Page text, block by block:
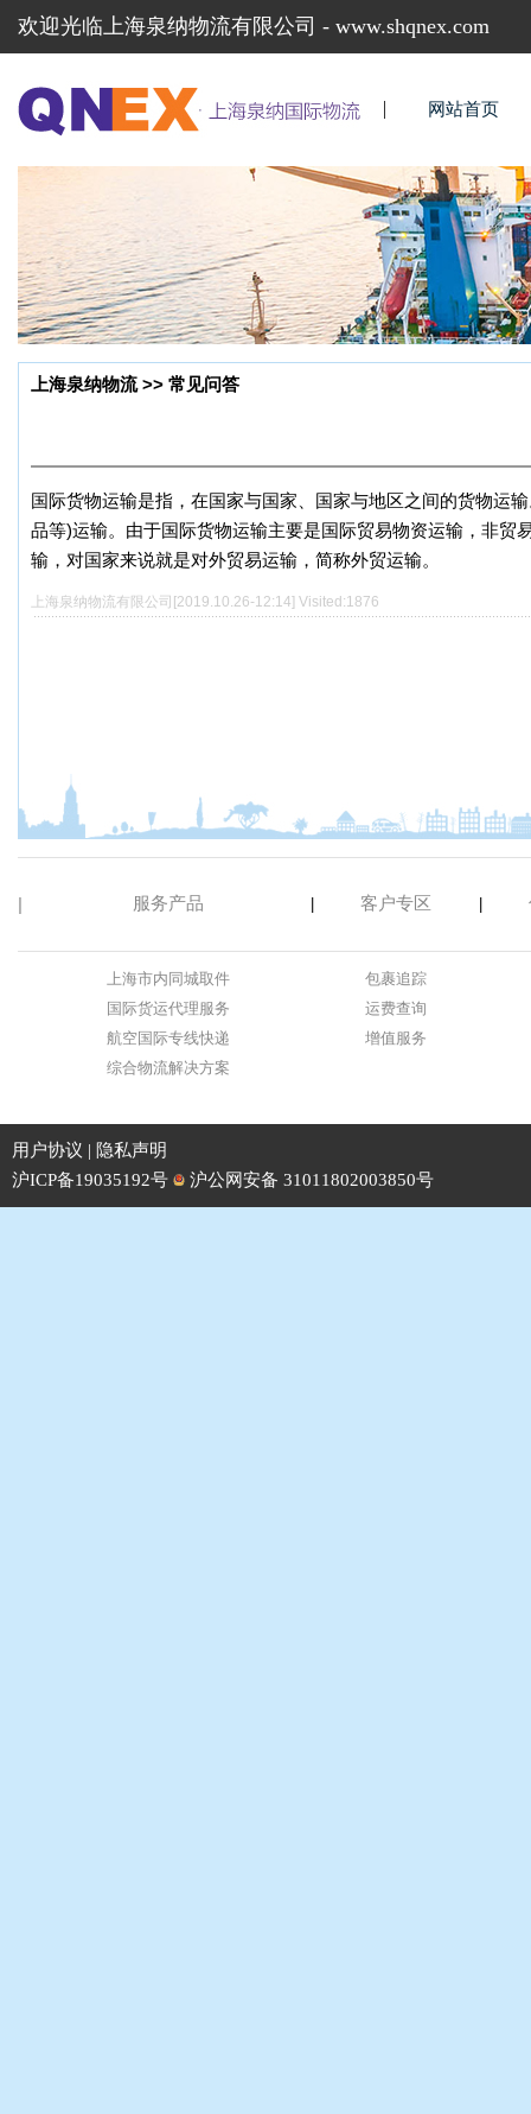
欢迎光临上海泉纳物流有限公司 - www.shqnex.com
网站首页
上海泉纳物流 >> 常见问答
国际货物运输是指，在国家与国家、国家与地区之间的货物运
品等)运输。由于国际货物运输主要是国际贸易物资运输，非
输，对国家来说就是对外贸易运输，简称外贸运输。
上海泉纳物流有限公司[2019.10.26-12:14] Visited:1876
| 服务产品 客户专区
上海市内同城取件
国际货运代理服务
航空国际专线快递
综合物流解决方案
包裹追踪
运费查询
增值服务
用户协议 | 隐私声明
沪ICP备19035192号
沪公网安备 31011802003850号